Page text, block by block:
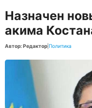
Назначен
акима
Автор: Редактор Политика